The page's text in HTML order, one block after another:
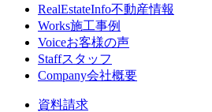
RealEstateInfo不動産情報
Works施工事例
Voiceお客様の声
Staffスタッフ
Company会社概要
資料請求